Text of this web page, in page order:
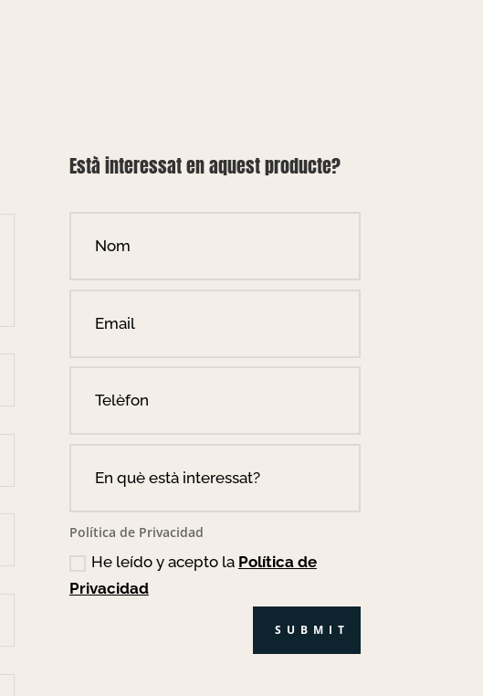
Està interessat en aquest producte?
Política de Privacidad
He leído y acepto la Política de
Privacidad
SUBMIT